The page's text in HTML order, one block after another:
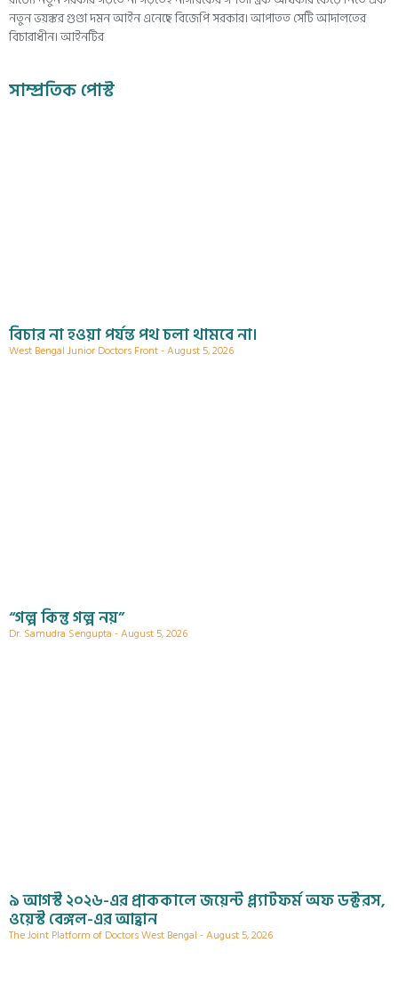
নতুন ভয়ঙ্কর গুণ্ডা দমন আইন এনেছে বিজেপি সরকার। আপাতত সেটি আদালতের
বিচারাধীন। আইনটির
সাম্প্রতিক পোস্ট
বিচার না হওয়া পর্যন্ত পথ চলা থামবে না।
West Bengal Junior Doctors Front August 5, 2026
“গল্প কিন্তু গল্প নয়”
Dr. Samudra Sengupta August 5, 2026
৯ আগস্ট ২০২৬-এর প্রাককালে জয়েন্ট প্ল্যাটফর্ম অফ ডক্টরস,
ওয়েস্ট বেঙ্গল-এর আহ্বান
The Joint Platform of Doctors West Bengal August 5, 2026